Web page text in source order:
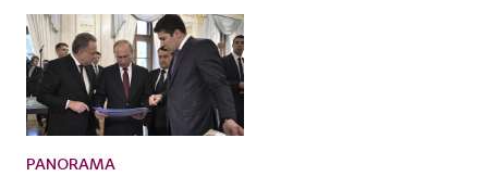
PANORAMA